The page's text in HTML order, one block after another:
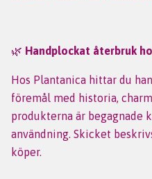
🌿 Handplockat återbruk
Hos Plantanica hittar du
föremål med historia,
produkterna är begagnade
användning. Skicket
köper.